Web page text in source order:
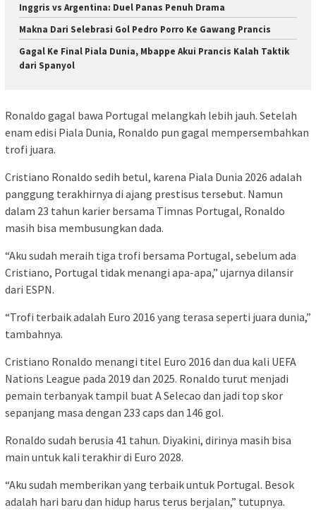
Inggris vs Argentina: Duel Panas Penuh Drama
Makna Dari Selebrasi Gol Pedro Porro Ke Gawang Prancis
Gagal Ke Final Piala Dunia, Mbappe Akui Prancis Kalah Taktik
dari Spanyol
Ronaldo gagal bawa Portugal melangkah lebih jauh. Setelah
enam edisi Piala Dunia, Ronaldo pun gagal mempersembahkan
trofi juara.
Cristiano Ronaldo sedih betul, karena Piala Dunia 2026 adalah
panggung terakhirnya di ajang prestisus tersebut. Namun
dalam 23 tahun karier bersama Timnas Portugal, Ronaldo
masih bisa membusungkan dada.
“Aku sudah meraih tiga trofi bersama Portugal, sebelum ada
Cristiano, Portugal tidak menangi apa-apa,” ujarnya dilansir
dari ESPN.
“Trofi terbaik adalah Euro 2016 yang terasa seperti juara dunia,”
tambahnya.
Cristiano Ronaldo menangi titel Euro 2016 dan dua kali UEFA
Nations League pada 2019 dan 2025. Ronaldo turut menjadi
pemain terbanyak tampil buat A Selecao dan jadi top skor
sepanjang masa dengan 233 caps dan 146 gol.
Ronaldo sudah berusia 41 tahun. Diyakini, dirinya masih bisa
main untuk kali terakhir di Euro 2028.
“Aku sudah memberikan yang terbaik untuk Portugal. Besok
adalah hari baru dan hidup harus terus berjalan,” tutupnya.